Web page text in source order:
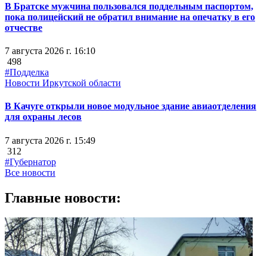
В Братске мужчина пользовался поддельным паспортом,
пока полицейский не обратил внимание на опечатку в его
отчестве
7 августа 2026 г. 16:10
498
#Подделка
Новости Иркутской области
В Качуге открыли новое модульное здание авиаотделения
для охраны лесов
7 августа 2026 г. 15:49
312
#Губернатор
Все новости
Главные новости: